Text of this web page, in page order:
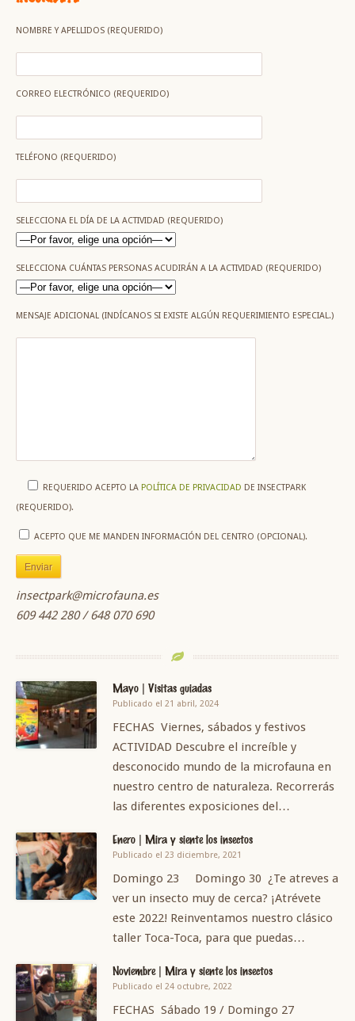
NOMBRE Y APELLIDOS (REQUERIDO)
CORREO ELECTRÓNICO (REQUERIDO)
TELÉFONO (REQUERIDO)
SELECCIONA EL DÍA DE LA ACTIVIDAD (REQUERIDO)
SELECCIONA CUÁNTAS PERSONAS ACUDIRÁN A LA ACTIVIDAD (REQUERIDO)
MENSAJE ADICIONAL (INDÍCANOS SI EXISTE ALGÚN REQUERIMIENTO ESPECIAL.)
REQUERIDO ACEPTO LA POLÍTICA DE PRIVACIDAD DE INSECTPARK
(REQUERIDO).
ACEPTO QUE ME MANDEN INFORMACIÓN DEL CENTRO (OPCIONAL).
insectpark@microfauna.es
609 442 280 / 648 070 690
Mayo | Visitas guiadas
Publicado el 21 abril, 2024
FECHAS Viernes, sábados y festivos
ACTIVIDAD Descubre el increíble y
desconocido mundo de la microfauna en
nuestro centro de naturaleza. Recorrerás
las diferentes exposiciones del…
Enero | Mira y siente los insectos
Publicado el 23 diciembre, 2021
Domingo 23 Domingo 30 ¿Te atreves a
ver un insecto muy de cerca? ¡Atrévete
este 2022! Reinventamos nuestro clásico
taller Toca-Toca, para que puedas…
Noviembre | Mira y siente los insectos
Publicado el 24 octubre, 2022
FECHAS Sábado 19 / Domingo 27